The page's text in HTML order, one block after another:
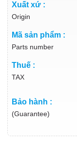
Xuất xứ :
Origin
Mã sản phẩm :
Parts number
Thuế :
TAX
Bảo hành :
(Guarantee)